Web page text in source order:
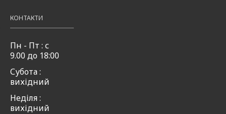
КОНТАКТИ
Пн - Пт : с
9.00 до 18:00
Субота :
вихідний
Неділя :
вихідний